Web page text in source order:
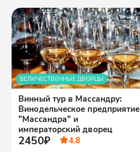
ВЕЛИЧЕСТВЕННЫЕ ДВОРЦЫ
Винный тур в Массандру:
Винодельческое предприятие
"Массандра" и
императорский дворец
2450₽ 4.8